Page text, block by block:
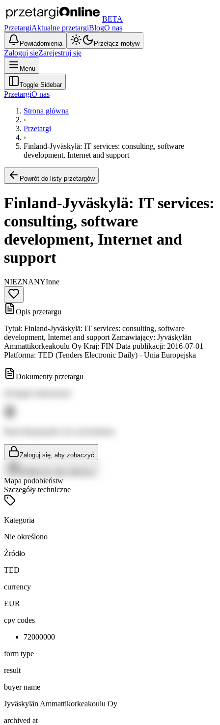
BETA
PrzetargiAktualne przetargiBlogO nas
Powiadomienia Przełącz motyw
Zaloguj sięZarejestruj się
Menu
Toggle Sidebar
PrzetargiO nas
Strona główna
›
Przetargi
›
Finland-Jyväskylä: IT services: consulting, software
development, Internet and support
Powrót do listy przetargów
Finland-Jyväskylä: IT services:
consulting, software
development, Internet and
support
NIEZNANYInne
Opis przetargu
Tytuł: Finland-Jyväskylä: IT services: consulting, software
development, Internet and support Zamawiający: Jyväskylän
Ammattikorkeakoulu Oy Kraj: FIN Data publikacji: 2016-07-01
Platforma: TED (Tenders Electronic Daily) - Unia Europejska
Dokumenty przetargu
Zaloguj się, aby zobaczyć
Mapa podobieństw
Szczegóły techniczne
Kategoria
Nie określono
Źródło
TED
currency
EUR
cpv codes
72000000
form type
result
buyer name
Jyväskylän Ammattikorkeakoulu Oy
archived at